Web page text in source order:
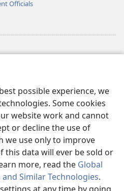
possible experience, we
Some cookies
website work and cannot
or decline the use of
we use only to improve
this data will ever be sold or
more, read the Global
Similar Technologies.
Officials